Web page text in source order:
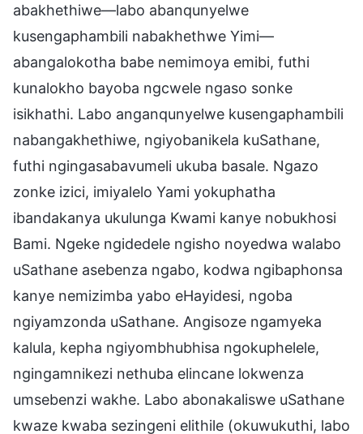
abakhethiwe—labo abanqunyelwe
kusengaphambili nabakhethwe Yimi—
abangalokotha babe nemimoya emibi, futhi
kunalokho bayoba ngcwele ngaso sonke
isikhathi. Labo anganqunyelwe kusengaphambili
nabangakhethiwe, ngiyobanikela kuSathane,
futhi ngingasabavumeli ukuba basale. Ngazo
zonke izici, imiyalelo Yami yokuphatha
ibandakanya ukulunga Kwami kanye nobukhosi
Bami. Ngeke ngidedele ngisho noyedwa walabo
uSathane asebenza ngabo, kodwa ngibaphonsa
kanye nemizimba yabo eHayidesi, ngoba
ngiyamzonda uSathane. Angisoze ngamyeka
kalula, kepha ngiyombhubhisa ngokuphelele,
ngingamnikezi nethuba elincane lokwenza
umsebenzi wakhe. Labo abonakaliswe uSathane
kwaze kwaba sezingeni elithile (okuwukuthi, labo